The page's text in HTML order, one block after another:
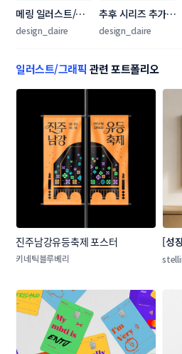
메링 일러스트/그
래픽 콘테스트
design_claire
추후 시리즈 추가
예정 - 예맛무리 건
design_claire
일러스트/그래픽 관련 포트폴리오
진주남강유등축제 포스터
키네틱블루베리
[성
장소